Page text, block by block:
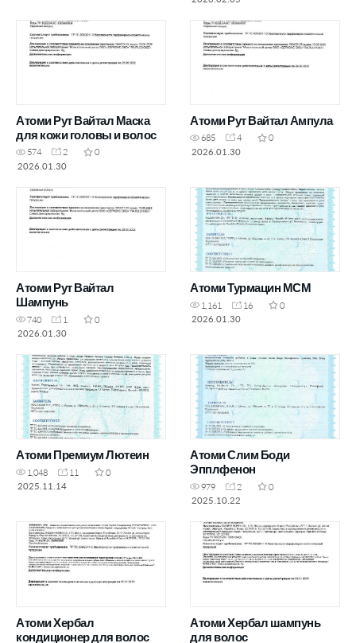
Атоми Рут Вайтал Маска
для кожи головы и волос
574 2
0
2026.01.30
Атоми Рут Вайтал Ампула
685 4
0
2026.01.30
Атоми Рут Вайтал
Шампунь
740 1
0
2026.01.30
Атоми Турмацин МСМ
1,161 16
0
2026.01.30
Атоми Премиум Лютеин
1,048 11
0
2025.11.14
Атоми Слим Боди
Эпплфенон
979 2
0
2025.10.22
Атоми Хербал
кондиционер для волос
Атоми Хербал шампунь
для волос